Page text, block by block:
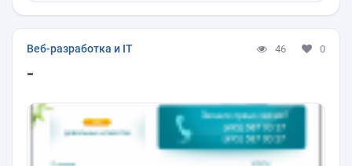
Веб-разработка и IT 46 0
-